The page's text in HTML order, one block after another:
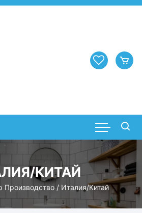
КИТАЙ
Производство / Италия/Китай